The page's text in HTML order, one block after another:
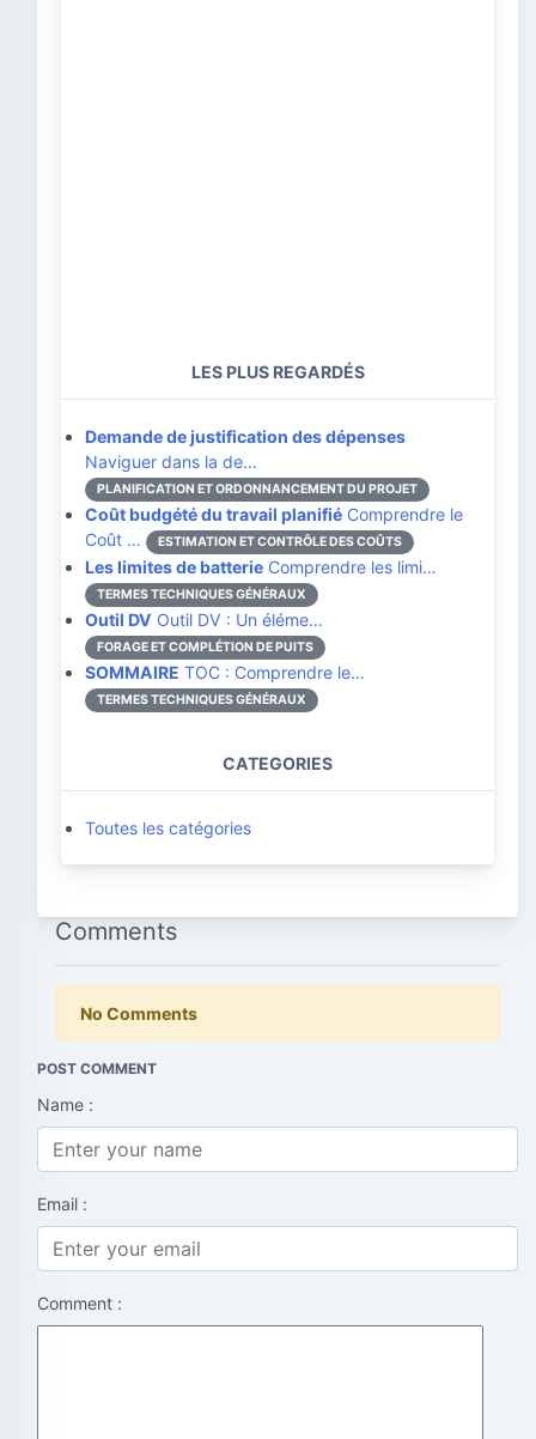
LES PLUS REGARDÉS
Demande de justification des dépenses
Naviguer dans la de…
PLANIFICATION ET ORDONNANCEMENT DU PROJET
Coût budgété du travail planifié Comprendre le
Coût …
ESTIMATION ET CONTRÔLE DES COÛTS
Les limites de batterie Comprendre les limi…
TERMES TECHNIQUES GÉNÉRAUX
Outil DV Outil DV : Un éléme…
FORAGE ET COMPLÉTION DE PUITS
SOMMAIRE TOC : Comprendre le…
TERMES TECHNIQUES GÉNÉRAUX
CATEGORIES
Toutes les catégories
Comments
No Comments
POST COMMENT
Name :
Email :
Comment :